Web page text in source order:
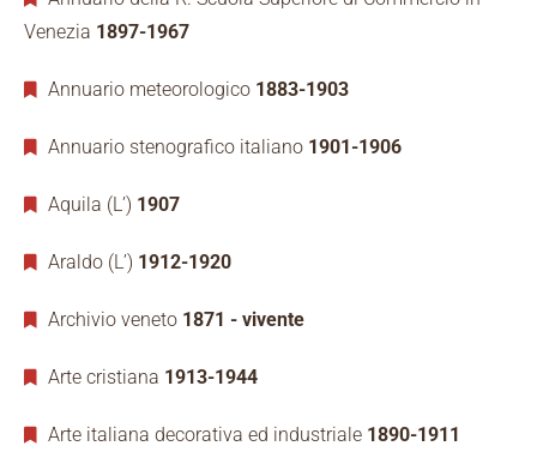
Venezia 1897-1967
Annuario meteorologico 1883-1903
Annuario stenografico italiano 1901-1906
Aquila (L’) 1907
Araldo (L’) 1912-1920
Archivio veneto 1871 - vivente
Arte cristiana 1913-1944
Arte italiana decorativa ed industriale 1890-1911